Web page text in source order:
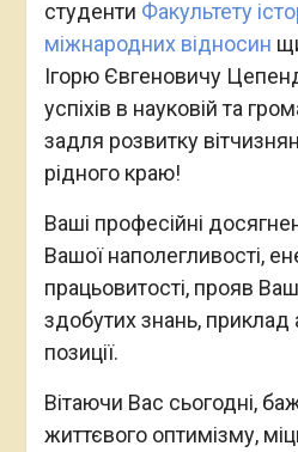
студенти Факультету
міжнародних відносин
Ігорю Євгеновичу
успіхів в науковій та
задля розвитку
рідного краю!
Ваші професійні
Вашої наполегливості,
працьовитості, прояв
здобутих знань, приклад
позиції.
Вітаючи Вас сьогодні,
життєвого оптимізму,